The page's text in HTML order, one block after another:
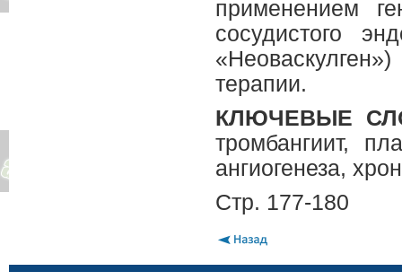
применением
сосудистого
терапии.
КЛЮЧЕВЫЕ
тромбангиит,
ангиогенеза,
Стр. 177-180